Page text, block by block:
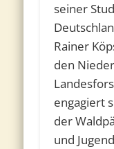
seiner
Rainer
den
engagiert
der
und